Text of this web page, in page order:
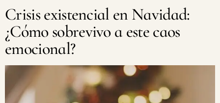
Crisis existencial en Navidad:
¿Cómo sobrevivo a este caos
emocional?